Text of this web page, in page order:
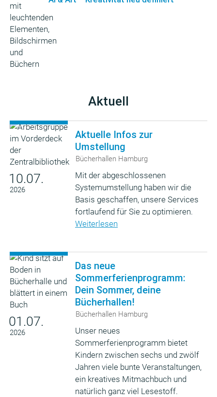
Aktuell
10.07.
2026
Aktuelle Infos zur
Umstellung
Bücherhallen Hamburg
Mit der abgeschlossenen
Systemumstellung haben wir die
Basis geschaffen, unsere Services
fortlaufend für Sie zu optimieren.
Weiterlesen
01.07.
2026
Das neue
Sommerferienprogramm:
Dein Sommer, deine
Bücherhallen!
Bücherhallen Hamburg
Unser neues
Sommerferienprogramm bietet
Kindern zwischen sechs und zwölf
Jahren viele bunte Veranstaltungen,
ein kreatives Mitmachbuch und
natürlich ganz viel Lesestoff.